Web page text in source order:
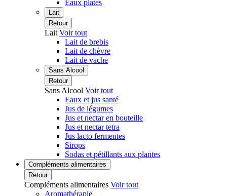
Eaux plates
Lait
Retour
Lait Voir tout
Lait de brebis
Lait de chèvre
Lait de vache
Sans Alcool
Retour
Sans Alcool Voir tout
Eaux et jus santé
Jus de légumes
Jus et nectar en bouteille
Jus et nectar tetra
Jus lacto fermentes
Sirops
Sodas et pétillants aux plantes
Compléments alimentaires
Retour
Compléments alimentaires Voir tout
Aromathérapie